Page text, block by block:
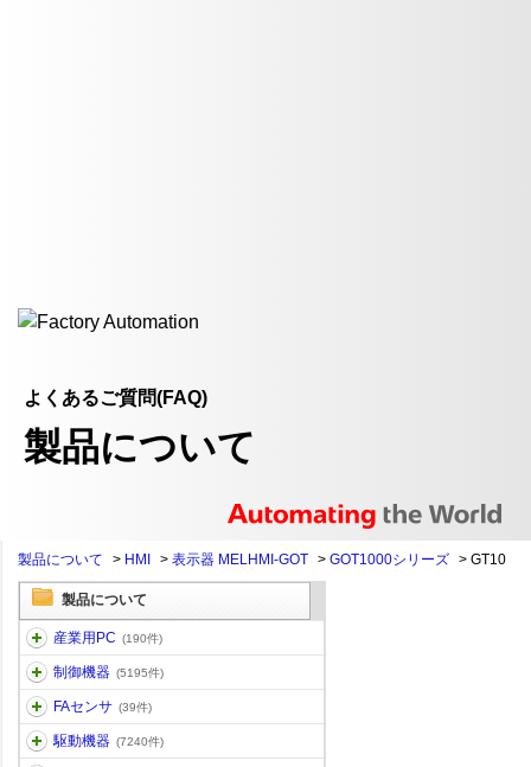
よくあるご質問(FAQ)
製品について
製品について > HMI > 表示器 MELHMI-GOT > GOT1000シリーズ > GT10
製品について
産業用PC (190件)
制御機器 (5195件)
FAセンサ (39件)
駆動機器 (7240件)